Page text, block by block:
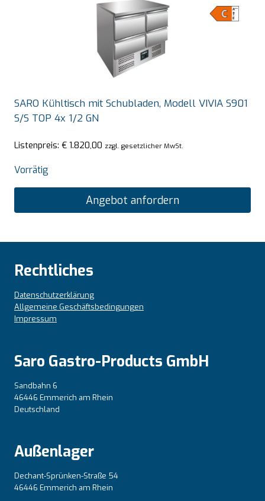
SARO Kühltisch mit Schubladen, Modell VIVIA S901
S/S TOP 4x 1/2 GN
Listenpreis: € 1.820,00 zzgl. gesetzlicher MwSt.
Vorrätig
Angebot anfordern
Rechtliches
Datenschutzerklärung
Allgemeine Geschäftsbedingungen
Impressum
Saro Gastro-Products GmbH
Sandbahn 6
46446 Emmerich am Rhein
Deutschland
Außenlager
Dechant-Sprünken-Straße 54
46446 Emmerich am Rhein